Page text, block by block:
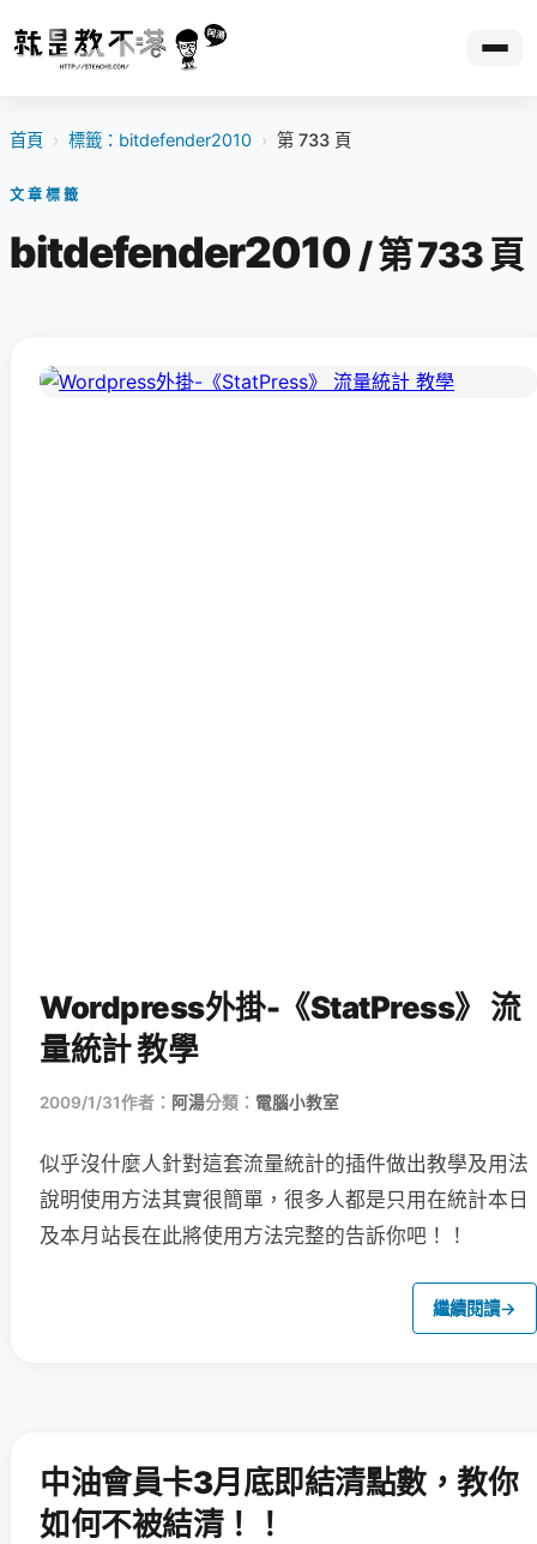
首頁 › 標籤：bitdefender2010 › 第 733 頁
文章標籤
bitdefender2010 / 第 733 頁
Wordpress外掛-《StatPress》 流
量統計 教學
2009/1/31作者： 阿湯分類： 電腦小教室
似乎沒什麼人針對這套流量統計的插件做出教學及用法
說明使用方法其實很簡單，很多人都是只用在統計本日
及本月站長在此將使用方法完整的告訴你吧！！
繼續閱讀→
中油會員卡3月底即結清點數，教你
如何不被結清！！